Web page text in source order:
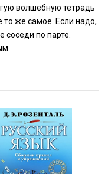
волшебную тетрадь
то же самое. Если надо,
соседи по парте.